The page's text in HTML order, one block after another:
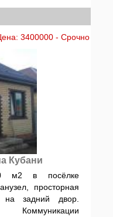
3400000 - Срочно
Кубани
м2 в посёлке
просторная
задний двор.
Коммуникации